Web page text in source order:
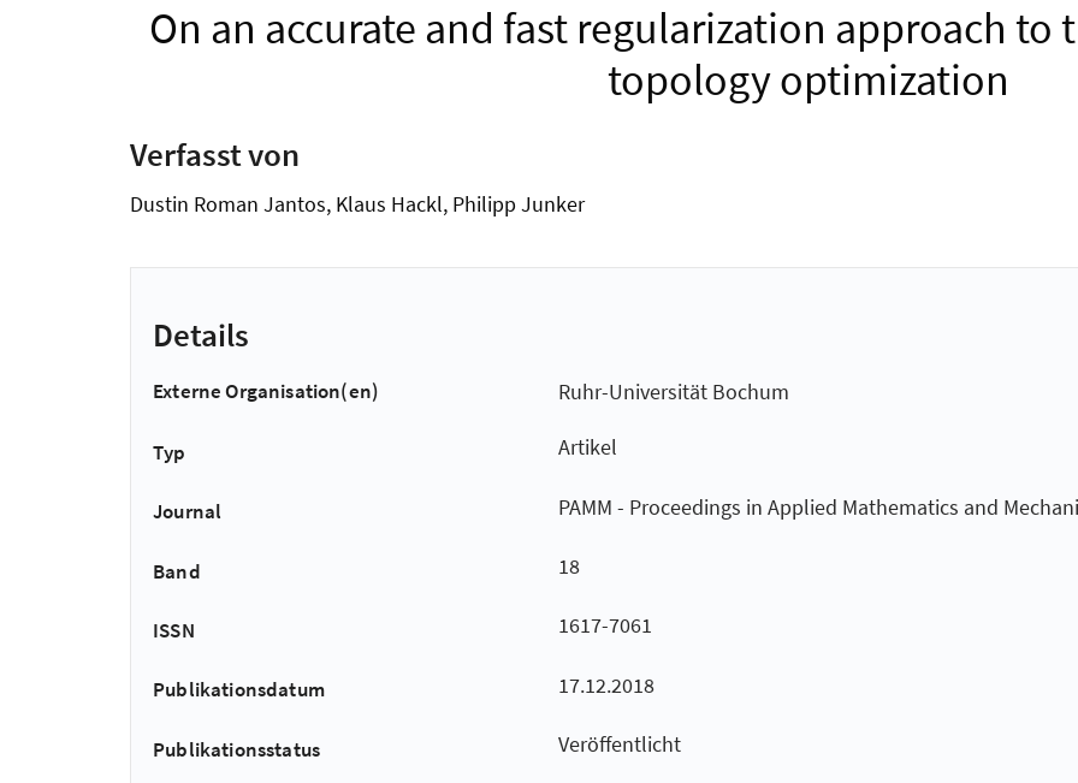
On an accurate and fast regularization approach
topology optimization
Verfasst von
Dustin Roman Jantos, Klaus Hackl, Philipp Junker
Details
Externe Organisation(en) Ruhr-Universität Bochum
Typ Artikel
Journal PAMM - Proceedings in Applied Mathematics and
Band 18
ISSN 1617-7061
Publikationsdatum 17.12.2018
Publikationsstatus Veröffentlicht